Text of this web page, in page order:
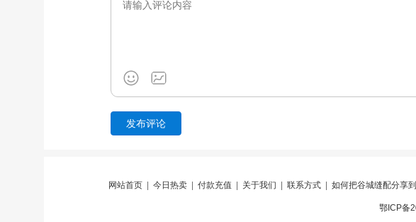
网站首页 今日热卖 付款充值 关于我们 联系方式 如何把谷城缝配分享
鄂ICP备